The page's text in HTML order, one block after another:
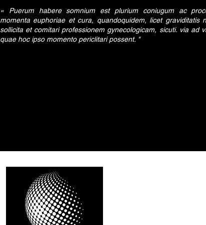
« Puerum habere somnium est plurium coniugum ac
momenta euphoriae et cura, quandoquidem, licet graviditatis
sollicita et comitari professionem gynecologicam, sicuti. via ad
quae hoc ipso momento periclitari possent. "